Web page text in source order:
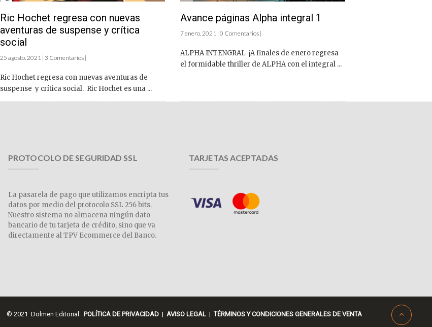
Ric Hochet regresa con nuevas
aventuras de suspense y crítica
social
25 agosto, 2021 | 3 Comentarios |
Ric Hochet regresa con nuevas aventuras de
suspense y crítica social. Ric Hochet es una ...
Avance páginas Alpha integral 1
7 enero, 2021 | 0 Comentarios |
ALPHA INTENGRAL ¡A finales de enero regresa
el formidable thriller de ALPHA con el integral ...
PROTOCOLO DE SEGURIDAD SSL
La pasarela de pago que utilizamos encripta tus
datos por medio del protocolo SSL 256 bits.
Nuestro sistema no almacena ningún dato
bancario de tu tarjeta de crédito, sino que va
directamente al TPV Ecommerce del Banco.
TARJETAS ACEPTADAS
© 2021 Dolmen Editorial. POLÍTICA DE PRIVACIDAD | AVISO LEGAL |TÉRMINOS Y CONDICIONES GENERALES DE VENTA